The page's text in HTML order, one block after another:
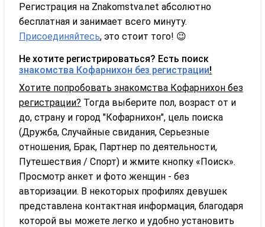
Регистрация на Znakomstva.net абсолютно
бесплатная и занимает всего минуту.
Присоединяйтесь, это стоит того! 😉
Не хотите регистрироваться? Есть поиск
знакомства Кофарнихон без регистрации!
Хотите попробовать знакомства Кофарнихон без
регистрации? Тогда выберите пол, возраст от и
до, страну и город "Кофарнихон", цель поиска
(Дружба, Случайные свидания, Серьезные
отношения, Брак, Партнер по деятельности,
Путешествия / Спорт) и жмите кнопку «Поиск».
Просмотр анкет и фото женщин - без
авторизации. В некоторых профилях девушек
представлена контактная информация, благодаря
которой вы можете легко и удобно установить